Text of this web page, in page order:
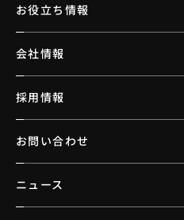
お役立ち情報
会社情報
採用情報
お問い合わせ
ニュース